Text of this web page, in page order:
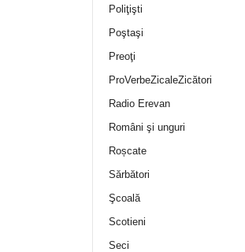
Poliţişti
Poştaşi
Preoţi
ProVerbeZicaleZicători
Radio Erevan
Români şi unguri
Roșcate
Sărbători
Şcoală
Scotieni
Seci